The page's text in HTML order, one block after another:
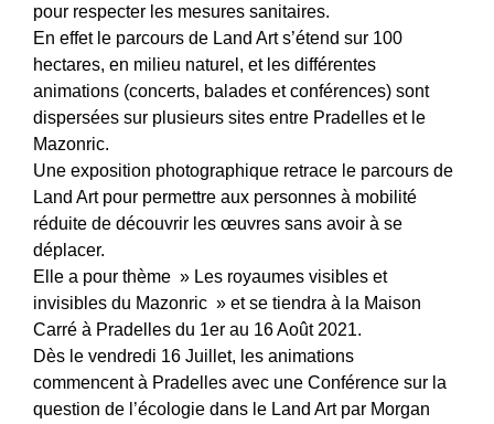
pour respecter les mesures sanitaires.
En effet le parcours de Land Art s’étend sur 100
hectares, en milieu naturel, et les différentes
animations (concerts, balades et conférences) sont
dispersées sur plusieurs sites entre Pradelles et le
Mazonric.
Une exposition photographique retrace le parcours de
Land Art pour permettre aux personnes à mobilité
réduite de découvrir les œuvres sans avoir à se
déplacer.
Elle a pour thème » Les royaumes visibles et
invisibles du Mazonric » et se tiendra à la Maison
Carré à Pradelles du 1er au 16 Août 2021.
Dès le vendredi 16 Juillet, les animations
commencent à Pradelles avec une Conférence sur la
question de l’écologie dans le Land Art par Morgan